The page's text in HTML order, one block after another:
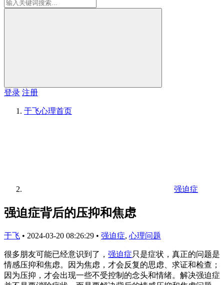
登录 注册
于飞心理首页
强迫症
强迫症背后的压抑和焦虑
于飞 • 2024-03-20 08:26:29 • 强迫症, 心理问题
很多朋友可能已经意识到了， 强迫症只是症状，真正的问题是
情感压抑和焦虑。因为焦虑，才会反复的思虑、求证和检查；
因为压抑，才会出现一些不受控制的念头和情绪。解决强迫症